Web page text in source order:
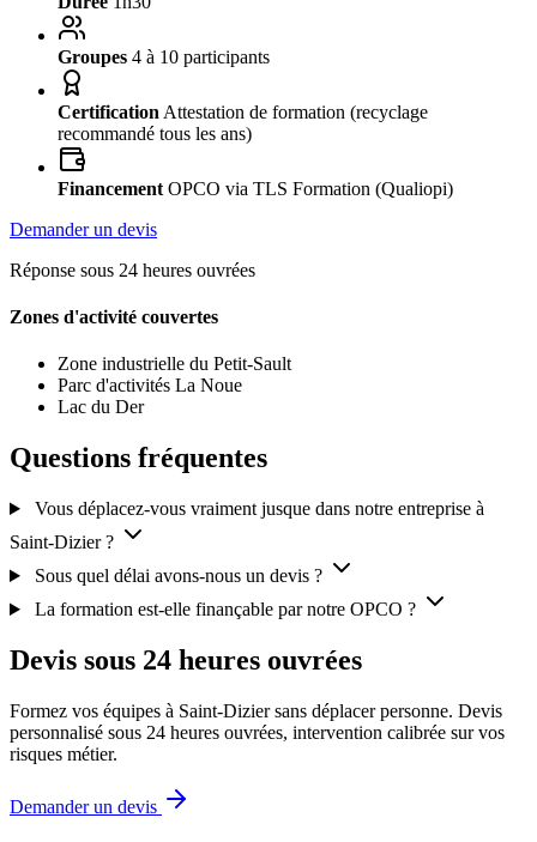
Groupes 4 à 10 participants
Certification Attestation de formation (recyclage
recommandé tous les ans)
Financement OPCO via TLS Formation (Qualiopi)
Demander un devis
Réponse sous 24 heures ouvrées
Zones d'activité couvertes
Zone industrielle du Petit-Sault
Parc d'activités La Noue
Lac du Der
Questions fréquentes
Vous déplacez-vous vraiment jusque dans notre entreprise à
Saint-Dizier ?
Sous quel délai avons-nous un devis ?
La formation est-elle finançable par notre OPCO ?
Devis sous 24 heures ouvrées
Formez vos équipes à Saint-Dizier sans déplacer personne. Devis
personnalisé sous 24 heures ouvrées, intervention calibrée sur vos
risques métier.
Demander un devis